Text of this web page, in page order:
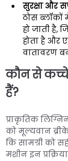
सुरक्षा और
ठोस
हो जाती है,
होता है और
वातावरण
कौन से
हैं?
प्राकृतिक
को मूल्यवान
कि सामग्री को
मशीन इन